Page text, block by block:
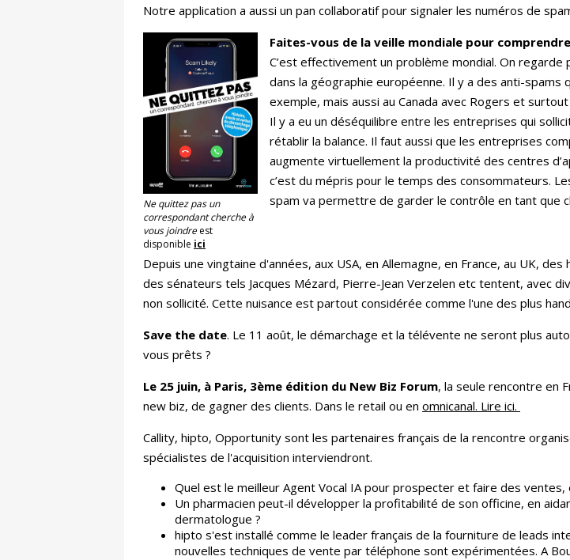
Notre application a aussi un pan collaboratif pour signaler les numéros de
Ne quittez pas un
correspondant cherche à
vous joindreest
disponible ici
Faites-vous de la veille mondiale pour
C’est effectivement un problème mondial. On
dans la géographie européenne. Il y a des anti-
exemple, mais aussi au Canada avec Rogers et
Il y a eu un déséquilibre entre les entreprises qui
rétablir la balance. Il faut aussi que les entreprises
augmente virtuellement la productivité des centres
c’est du mépris pour le temps des consommateurs.
spam va permettre de garder le contrôle en tant que
Depuis une vingtaine d'années, aux USA, en Allemagne, en France, au UK,
des sénateurs tels Jacques Mézard, Pierre-Jean Verzelen etc tentent, avec
non sollicité. Cette nuisance est partout considérée comme l'une des plus
Save the date. Le 11 août, le démarchage et la télévente ne seront plus
vous prêts ?
Le 25 juin, à Paris, 3ème édition du New Biz Forum, la seule rencontre en
new biz, de gagner des clients. Dans le retail ou en omnicanal. Lire ici.
Callity, hipto, Opportunity sont les partenaires français de la rencontre
spécialistes de l'acquisition interviendront.
Quel est le meilleur Agent Vocal IA pour prospecter et faire des ventes,
Un pharmacien peut-il développer la profitabilité de son officine, en
dermatologue ?
hipto s'est installé comme le leader français de la fourniture de leads
nouvelles techniques de vente par téléphone sont expérimentées. A